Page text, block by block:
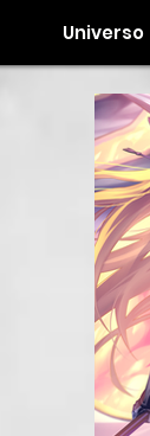
Universo